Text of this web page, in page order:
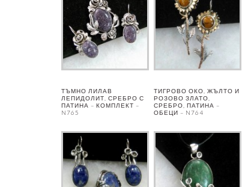
ТЪМНО ЛИЛАВ
ЛЕПИДОЛИТ, СРЕБРО С
ПАТИНА – КОМПЛЕКТ –
N765
ТИГРОВО ОКО, ЖЪЛТО И
РОЗОВО ЗЛАТО,
СРЕБРО, ПАТИНА –
ОБЕЦИ – N764